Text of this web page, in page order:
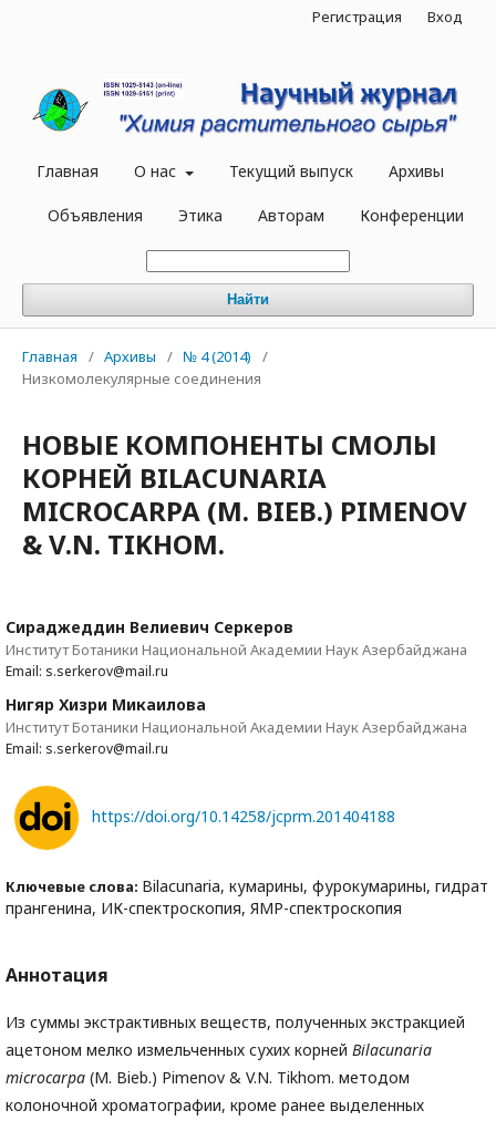
Главная О нас Текущий выпуск Архивы
Объявления Этика Авторам Конференции
Найти
Регистрация Вход
Главная / Архивы / № 4 (2014)
/
Низкомолекулярные соединения
НОВЫЕ КОМПОНЕНТЫ СМОЛЫ
КОРНЕЙ BILACUNARIA
MICROCARPA (M. BIEB.) PIMENOV
& V.N. TIKHOM.
Сираджеддин Велиевич Серкеров
Институт Ботаники Национальной Академии Наук Азербайджана
Email: s.serkerov@mail.ru
Нигяр Хизри Микаилова
Институт Ботаники Национальной Академии Наук Азербайджана
Email: s.serkerov@mail.ru
https://doi.org/10.14258/jcprm.201404188
Ключевые слова: Bilacunaria, кумарины, фурокумарины, гидрат
прангенина, ИК-спектроскопия, ЯМР-спектроскопия
Аннотация
Из суммы экстрактивных веществ, полученных экстракцией
ацетоном мелко измельченных сухих корней Bilacunaria
microcarpa (M. Bieb.) Pimenov & V.N. Tikhom. методом
колоночной хроматографии, кроме ранее выделенных